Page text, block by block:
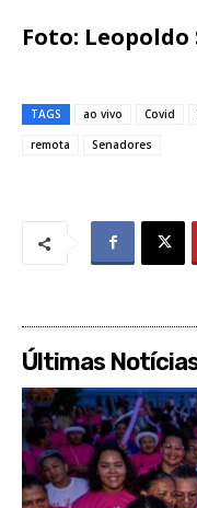
Foto: Leopoldo
TAGS ao vivo Covid
remota
Senadores
Últimas